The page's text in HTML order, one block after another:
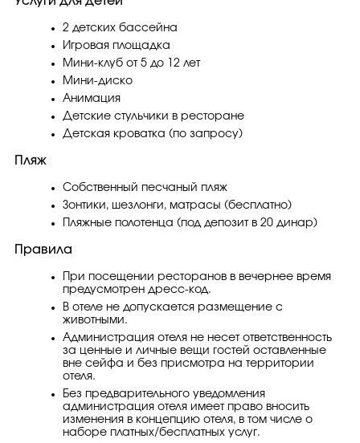
2 детских бассейна
Игровая площадка
Мини-клуб от 5 до 12 лет
Мини-диско
Анимация
Детские стульчики в ресторане
Детская кроватка (по запросу)
Пляж
Собственный песчаный пляж
Зонтики, шезлонги, матрасы (бесплатно)
Пляжные полотенца (под депозит в 20 динар)
Правила
При посещении ресторанов в вечернее время
предусмотрен дресс-код.
В отеле не допускается размещение с
животными.
Администрация отеля не несет ответственность
за ценные и личные вещи гостей оставленные
вне сейфа и без присмотра на территории
отеля.
Без предварительного уведомления
администрация отеля имеет право вносить
изменения в концепцию отеля, в том числе о
наборе платных/бесплатных услуг.